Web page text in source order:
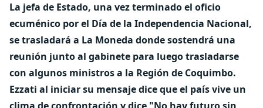
La jefa de Estado, una vez terminado el oficio
ecuménico por el Día de la Independencia Nacional,
se trasladará a La Moneda donde sostendrá una
reunión junto al gabinete para luego trasladarse
con algunos ministros a la Región de Coquimbo.
Ezzati al iniciar su mensaje dice que el país vive un